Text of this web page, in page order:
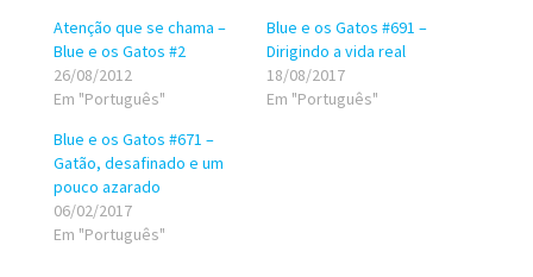
Atenção que se chama –
Blue e os Gatos #2
26/08/2012
Em "Português"
Blue e os Gatos #691 –
Dirigindo a vida real
18/08/2017
Em "Português"
Blue e os Gatos #671 –
Gatão, desafinado e um
pouco azarado
06/02/2017
Em "Português"